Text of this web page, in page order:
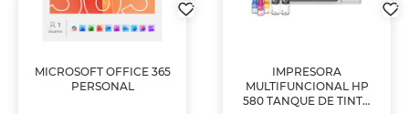
MICROSOFT OFFICE 365
PERSONAL
IMPRESORA
MULTIFUNCIONAL HP
580 TANQUE DE TINTA